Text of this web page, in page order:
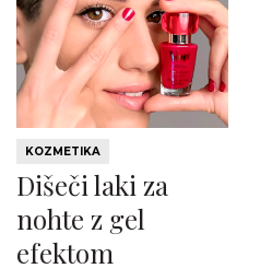
KOZMETIKA
Dišeči laki za
nohte z gel
efektom